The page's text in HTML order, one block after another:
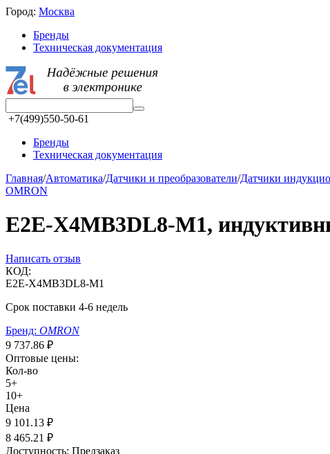
Город: Москва
Бренды
Техническая документация
+7(499)550-50-61
Бренды
Техническая документация
Главная/Автоматика/Датчики и преобразователи/Датчики
OMRON
E2E-X4MB3DL8-M1,
Написать отзыв
КОД:
E2E-X4MB3DL8-M1
Срок поставки 4-6 недель
Бренд: OMRON
9 737.86 ₽
Оптовые цены:
Кол-во
5+
10+
Цена
9 101.13 ₽
8 465.21 ₽
Доступность: Предзаказ